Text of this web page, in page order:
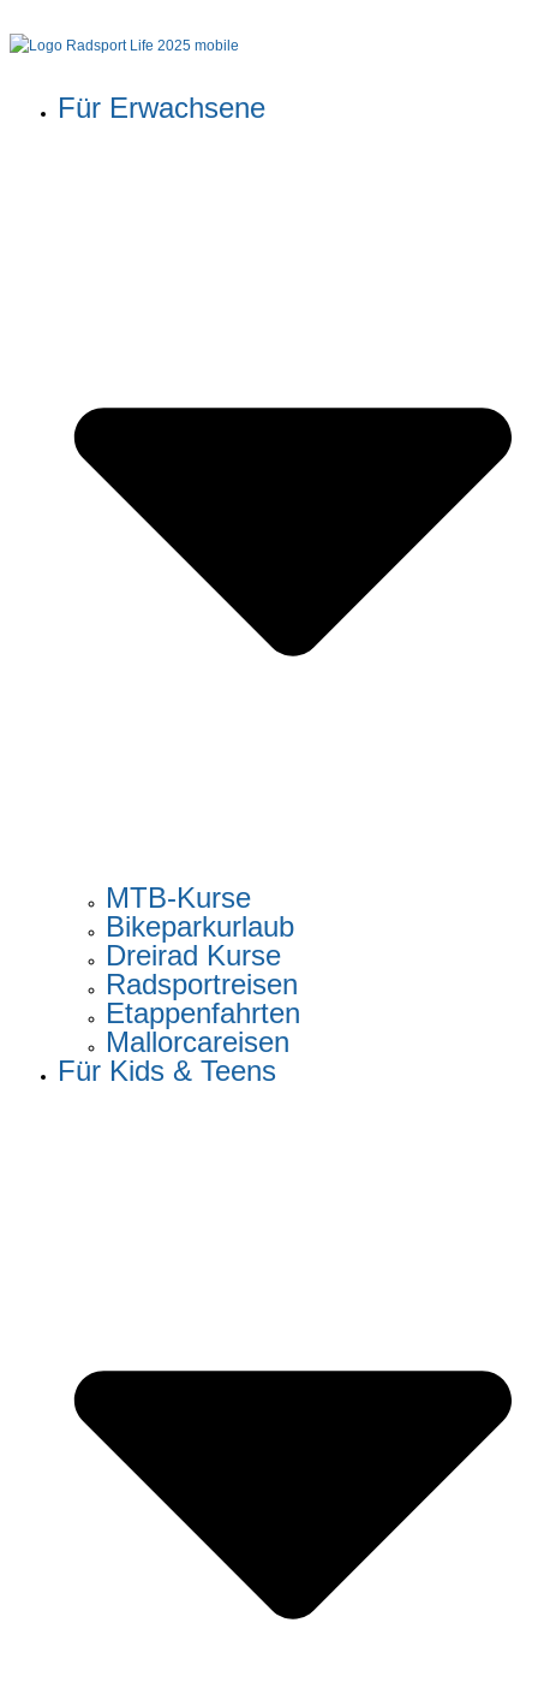
Für Erwachsene
MTB-Kurse
Bikeparkurlaub
Dreirad Kurse
Radsportreisen
Etappenfahrten
Mallorcareisen
Für Kids & Teens